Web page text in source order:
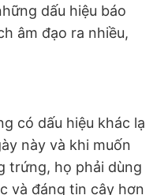
dấu hiệu báo
âm đạo ra nhiều,
có dấu hiệu khác lạ
này và khi muốn
trứng, họ phải dùng
và đáng tin cậy hơn